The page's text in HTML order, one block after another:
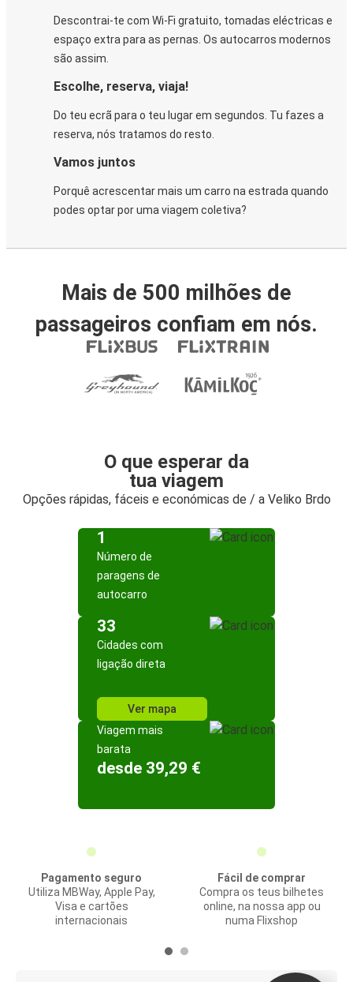
Descontrai-te com Wi-Fi gratuito, tomadas eléctricas e
espaço extra para as pernas. Os autocarros modernos
são assim.
Escolhe, reserva, viaja!
Do teu ecrã para o teu lugar em segundos. Tu fazes a
reserva, nós tratamos do resto.
Vamos juntos
Porquê acrescentar mais um carro na estrada quando
podes optar por uma viagem coletiva?
Mais de 500 milhões de
passageiros confiam em nós.
O que esperar da
tua viagem
Opções rápidas, fáceis e económicas de / a Veliko Brdo
1
Número de
paragens de
autocarro
33
Cidades com
ligação direta
Ver mapa
Viagem mais
barata
desde 39,29 €
Pagamento seguro
Utiliza MBWay, Apple Pay,
Visa e cartões
internacionais
Fácil de comprar
Compra os teus bilhetes
online, na nossa app ou
numa Flixshop